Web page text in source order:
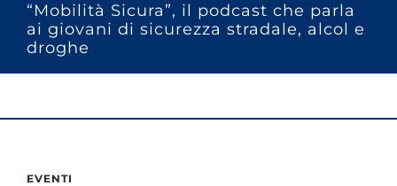
“Mobilità Sicura”, il podcast che parla
ai giovani di sicurezza stradale, alcol e
droghe
EVENTI